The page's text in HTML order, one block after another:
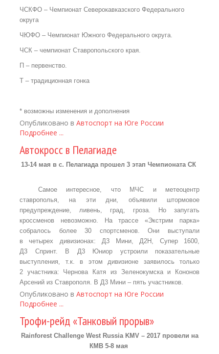
ЧСКФО – Чемпионат Северокавказского Федерального
округа
ЧЮФО – Чемпионат Южного Федерального округа.
ЧСК – чемпионат Ставропольского края.
П – первенство.
Т – традиционная гонка
* возможны изменения и дополнения
Опубликовано в Автоспорт на Юге России
Подробнее ...
Автокросс в Пелагиаде
13-14 мая в с. Пелагиада прошел 3 этап Чемпионата СК
Самое интересное, что МЧС и метеоцентр
ставрополья, на эти дни, объявили штормовое
предупреждение, ливень, град, гроза. Но запугать
кроссменов невозможно. На трассе «Экстрим парка»
собралось более 30 спортсменов. Они выступали
в четырех дивизионах: Д3 Мини, Д2Н, Супер 1600,
Д3 Спринт. В Д3 Юниор устроили показательные
выступления, т.к. в этом дивизионе заявилось только
2 участника: Чернова Катя из Зеленокумска и Кононов
Арсений из Ставрополя. В Д3 Мини – пять участников.
Опубликовано в Автоспорт на Юге России
Подробнее ...
Трофи-рейд «Танковый прорыв»
Rainforest Challenge West Russia KMV – 2017 провели на
КМВ5-8 мая